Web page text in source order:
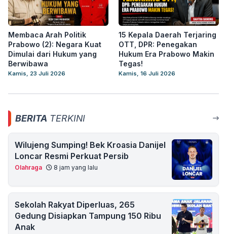
Membaca Arah Politik
Prabowo (2): Negara Kuat
Dimulai dari Hukum yang
Berwibawa
Kamis, 23 Juli 2026
15 Kepala Daerah Terjaring
OTT, DPR: Penegakan
Hukum Era Prabowo Makin
Tegas!
Kamis, 16 Juli 2026
BERITA TERKINI
Wilujeng Sumping! Bek Kroasia Danijel
Loncar Resmi Perkuat Persib
Olahraga 8 jam yang lalu
Sekolah Rakyat Diperluas, 265
Gedung Disiapkan Tampung 150 Ribu
Anak